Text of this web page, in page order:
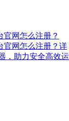
官网怎么注册？
官网怎么注册？详
，助力安全高效运